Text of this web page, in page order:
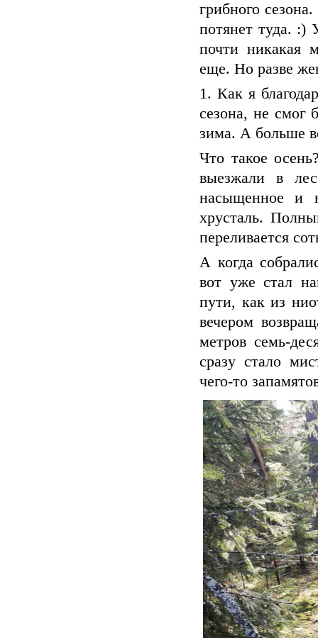
грибного
потянет туда. :)
почти никакая
еще. Но разве
1. Как я
сезона, не смог
зима. А больше
Что такое
выезжали в
насыщенное и
хрусталь.
переливается
А когда
вот уже стал
пути, как из
вечером
метров семь-
сразу стало
чего-то